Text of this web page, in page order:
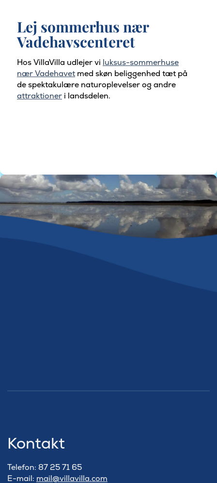
Lej sommerhus nær
Vadehavscenteret
Hos VillaVilla udlejer vi luksus-sommerhuse
nær Vadehavet med skøn beliggenhed tæt på
de spektakulære naturoplevelser og andre
attraktioner i landsdelen.
Kontakt
Telefon: 87 25 71 65
E-mail: mail@villavilla.com